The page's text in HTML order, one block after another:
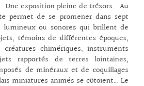
Une exposition pleine de trésors… Au
permet de se promener dans sept
lumineux ou sonores qui brillent de
témoins de différentes époques,
chimériques, instruments
rapportés de terres lointaines,
de minéraux et de coquillages
miniatures animés se côtoient… Le